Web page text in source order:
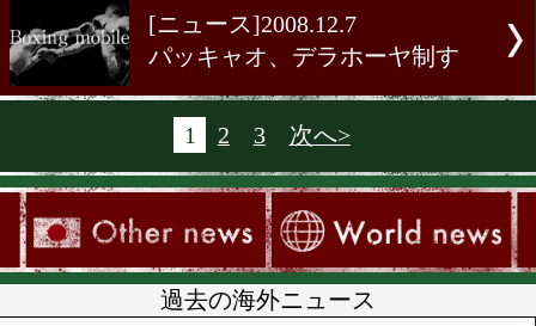
[ニュース]2008.11.30
リナレス、世界2階級制覇
[ニュース]2008.12.7
パッキャオ、デラホーヤ制
1 2 3 次へ>